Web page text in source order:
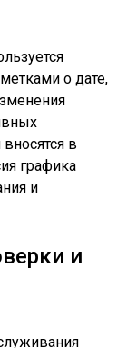
о дате,
в
графика
и
и